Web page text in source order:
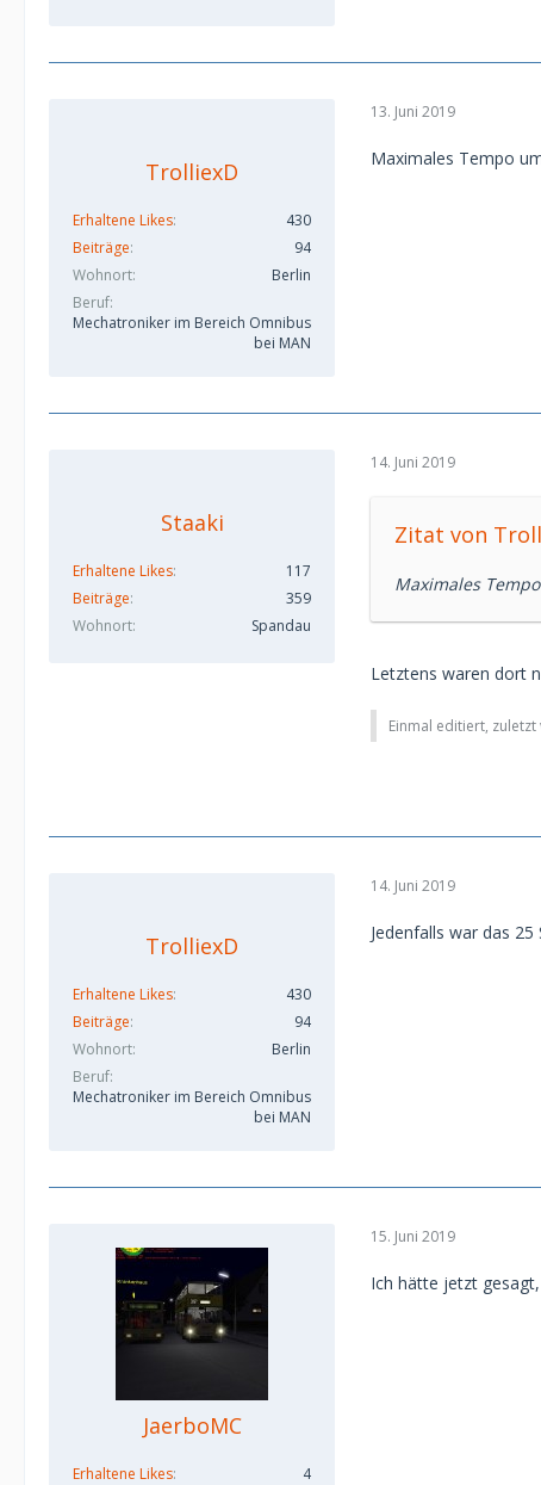
TrolliexD
Erhaltene Likes
430
Beiträge
94
Wohnort
Berlin
Beruf
Mechatroniker im Bereich Omnibus
bei MAN
13. Juni 2019
Maximales Tempo
Staaki
Erhaltene Likes
117
Beiträge
359
Wohnort
Spandau
14. Juni 2019
Zitat von
Maximales
Letztens waren dort
Einmal editiert, zuletzt
TrolliexD
Erhaltene Likes
430
Beiträge
94
Wohnort
Berlin
Beruf
Mechatroniker im Bereich Omnibus
bei MAN
14. Juni 2019
Jedenfalls war das
JaerboMC
Erhaltene Likes
4
15. Juni 2019
Ich hätte jetzt